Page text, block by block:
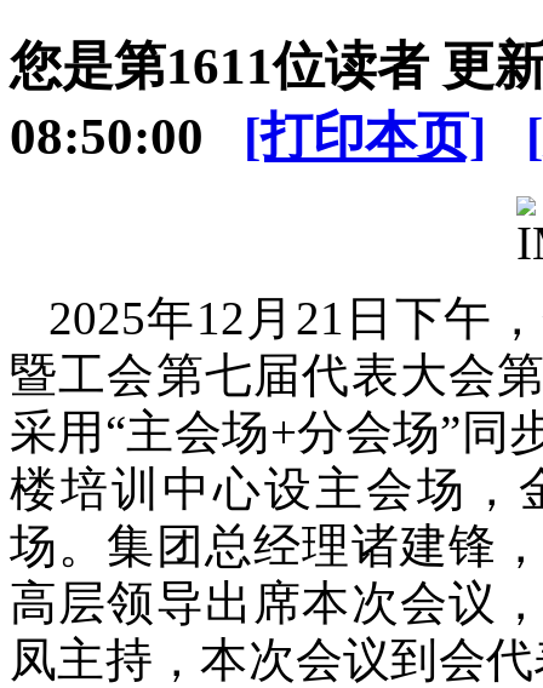
您是第1611位读者 更
08:50:00 [打印本页]
2025年12月21日下午
暨工会第七届代表大会
采用“主会场+分会场”同
楼培训中心设主会场，
场。集团总经理诸建锋
高层领导出席本次会议
凤主持，本次会议到会